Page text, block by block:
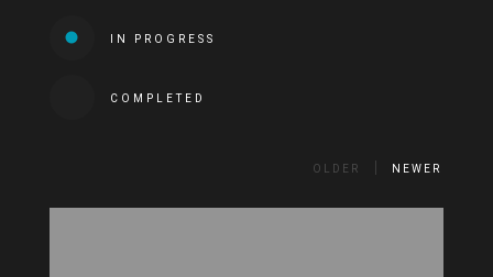
IN PROGRESS
COMPLETED
OLDER NEWER